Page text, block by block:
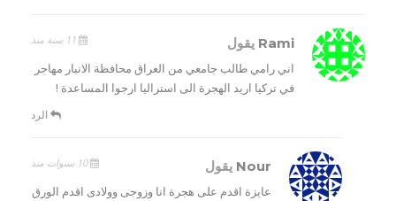
Rami يقول
اني رامي طالب جامعي من العراق محافظة الانبار مهاجر
في تركيا اريد الهجرة الى استراليا ارجوا المساعدة !
الرد
Nour يقول 10 سنوات منذ
عايزة اقدم على هجرة انا وزوجى وولادى اقدم الورق